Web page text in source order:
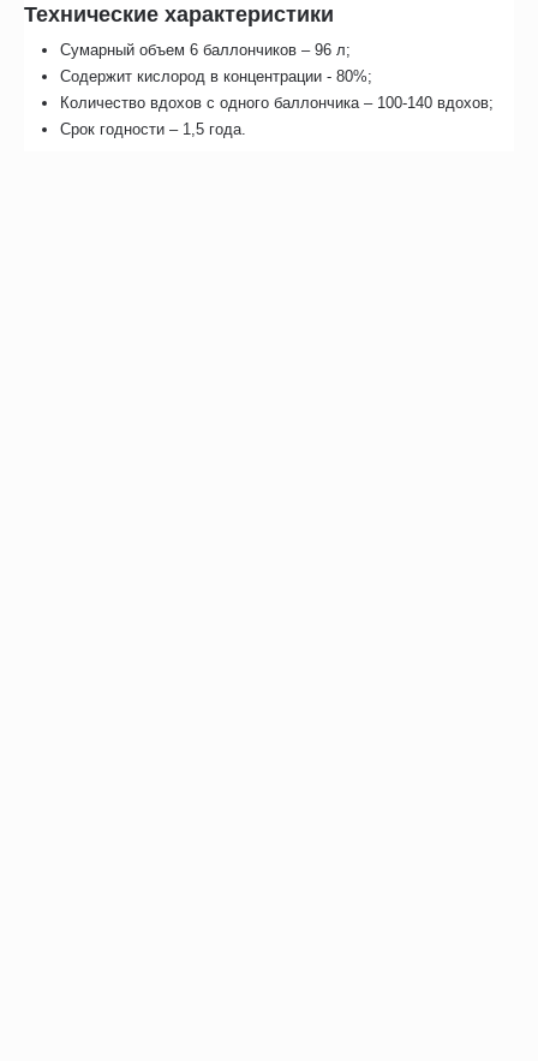
Технические характеристики
Сумарный объем 6 баллончиков – 96 л;
Содержит кислород в концентрации - 80%;
Количество вдохов с одного баллончика – 100-140 вдохов;
Срок годности – 1,5 года.